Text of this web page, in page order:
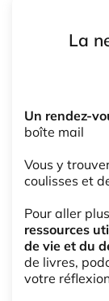
La
Un rendez-
boîte mail
Vous y
coulisses et
Pour aller
ressources
de vie et du
de livres,
votre